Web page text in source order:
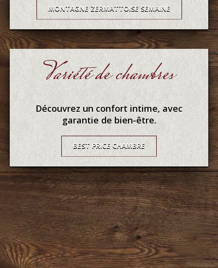
MONTAGNE ZERMATTOISE SEMAINE
Variété de chambres
Découvrez un confort intime, avec
garantie de bien-être.
BEST PRICE CHAMBRE